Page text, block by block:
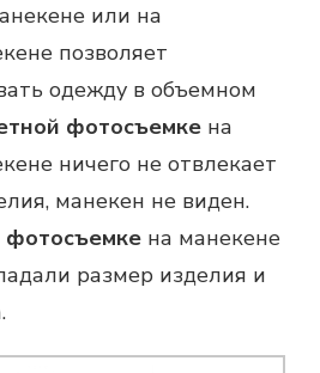
или на
позволяет
одежду в объемном
фотосъемке на
ничего не отвлекает
манекен не виден.
фотосъемке на манекене
размер изделия и